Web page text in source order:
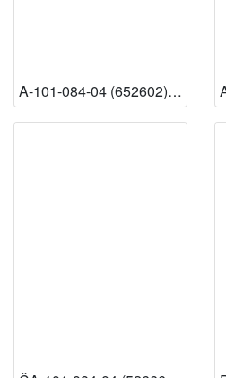
A-101-084-04 (652602) (13 – Knjižnica HAZU) [Dostupno]